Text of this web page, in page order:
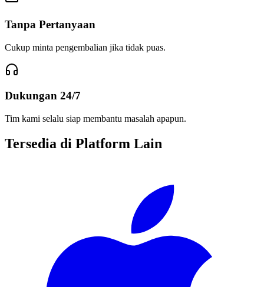
Tanpa Pertanyaan
Cukup minta pengembalian jika tidak puas.
Dukungan 24/7
Tim kami selalu siap membantu masalah apapun.
Tersedia di Platform Lain